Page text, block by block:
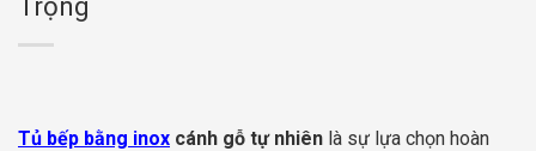
Tủ bếp bằng inox cánh gỗ tự nhiên là sự lựa chọn hoàn